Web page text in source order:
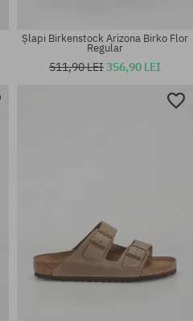
Șlapi Birkenstock Arizona Birko Flor
Regular
511,90 LEI356,90 LEI